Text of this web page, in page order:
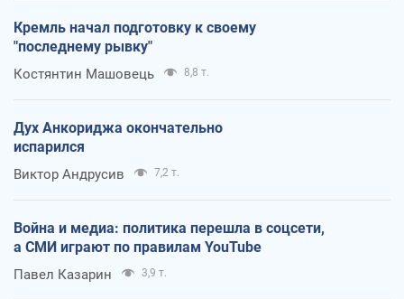
Кремль начал подготовку к своему
"последнему рывку"
Костянтин Машовець 8,8 т.
Дух Анкориджа окончательно
испарился
Виктор Андрусив 7,2 т.
Война и медиа: политика перешла в соцсети,
а СМИ играют по правилам YouTube
Павел Казарин 3,9 т.